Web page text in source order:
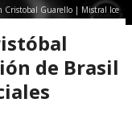
Cristobal Guarello | Mistral Ice
de Brasil